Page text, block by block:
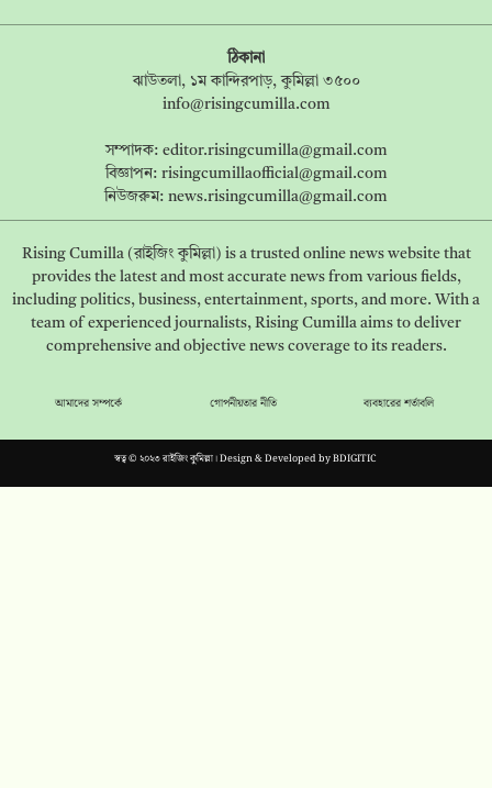
ঠিকানা
ঝাউতলা, ১ম কান্দিরপাড়, কুমিল্লা ৩৫০০
info@risingcumilla.com
সম্পাদক: editor.risingcumilla@gmail.com
বিজ্ঞাপন: risingcumillaofficial@gmail.com
নিউজরুম: news.risingcumilla@gmail.com
Rising Cumilla (রাইজিং কুমিল্লা) is a trusted online news website that
provides the latest and most accurate news from various fields,
including politics, business, entertainment, sports, and more. With a
team of experienced journalists, Rising Cumilla aims to deliver
comprehensive and objective news coverage to its readers.
আমাদের সম্পর্কে গোপনীয়তার নীতি ব্যবহারের শর্তাবলি
স্বত্ব © ২০২৩ রাইজিং কুমিল্লা। Design & Developed byBDIGITIC